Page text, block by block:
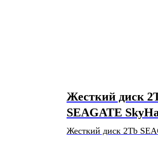
Жесткий диск
SEAGATE
Жесткий диск 2Tb